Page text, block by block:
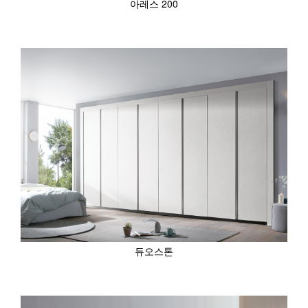
아레스 200
듀오스톤